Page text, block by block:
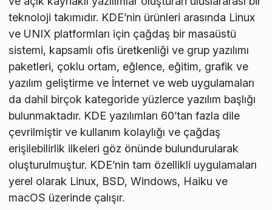
teknoloji takımıdır. KDE’nin ürünleri arasında Linux
ve UNIX platformları için çağdaş bir masaüstü
sistemi, kapsamlı ofis üretkenliği ve grup yazılımı
paketleri, çoklu ortam, eğlence, eğitim, grafik ve
yazılım geliştirme ve İnternet ve web uygulamaları
da dahil birçok kategoride yüzlerce yazılım başlığı
bulunmaktadır. KDE yazılımları 60’tan fazla dile
çevrilmiştir ve kullanım kolaylığı ve çağdaş
erişilebilirlik ilkeleri göz önünde bulundurularak
oluşturulmuştur. KDE’nin tam özellikli uygulamaları
yerel olarak Linux, BSD, Windows, Haiku ve
macOS üzerinde çalışır.